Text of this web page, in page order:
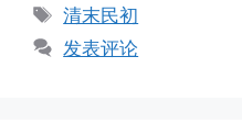
类
标
签
清末民初
发表评论